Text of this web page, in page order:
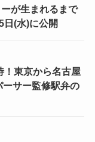
が生まれるまで
日(水)に公開
！東京から名古屋
ーサー監修駅弁の